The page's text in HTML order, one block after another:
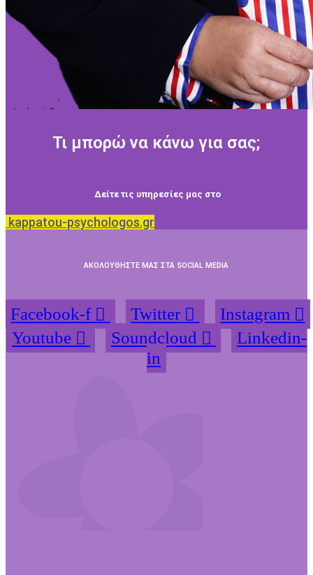
Τι μπορώ να κάνω για σας;
Δείτε τις υπηρεσίες μας στο
kappatou-psychologos.gr
ΑΚΟΛΟΥΘΗΣΤΕ ΜΑΣ ΣΤΑ SOCIAL MEDIA
Facebook-f Twitter
Instagram
Youtube
Soundcloud
Linkedin-
in